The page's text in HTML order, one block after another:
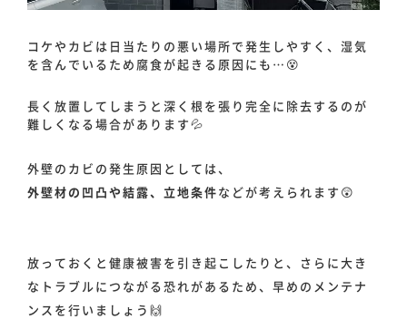
コケやカビは日当たりの悪い場所で発生しやすく、湿気
を含んでいるため腐食が起きる原因にも…😵
長く放置してしまうと深く根を張り完全に除去するのが
難しくなる場合があります💦
外壁のカビの発生原因としては、
外壁材の凹凸や結露、立地条件などが考えられます😲
放っておくと健康被害を引き起こしたりと、さらに大き
なトラブルにつながる恐れがあるため、早めのメンテナ
ンスを行いましょう🙌
お問い合わせ